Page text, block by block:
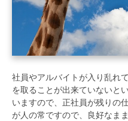
社員やアルバイトが入り乱れ
を取ることが出来ていないと
いますので、正社員が残りの
が人の常ですので、良好なま